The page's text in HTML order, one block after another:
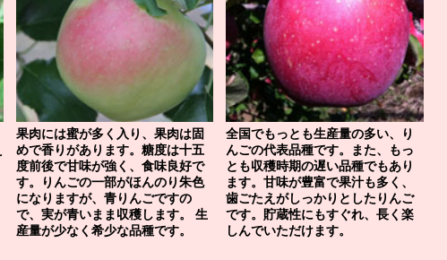
果肉には蜜が多く入り、果肉は固
めで香りがあります。糖度は十五
度前後で甘味が強く、食味良好で
す。りんごの一部がほんのり朱色
になりますが、青りんごですの
で、実が青いまま収穫します。 生
産量が少なく希少な品種です。
全国でもっとも生産量の多い、り
んごの代表品種です。また、もっ
とも収穫時期の遅い品種でもあり
ます。甘味が豊富で果汁も多く、
歯ごたえがしっかりとしたりんご
です。貯蔵性にもすぐれ、長く楽
しんでいただけます。